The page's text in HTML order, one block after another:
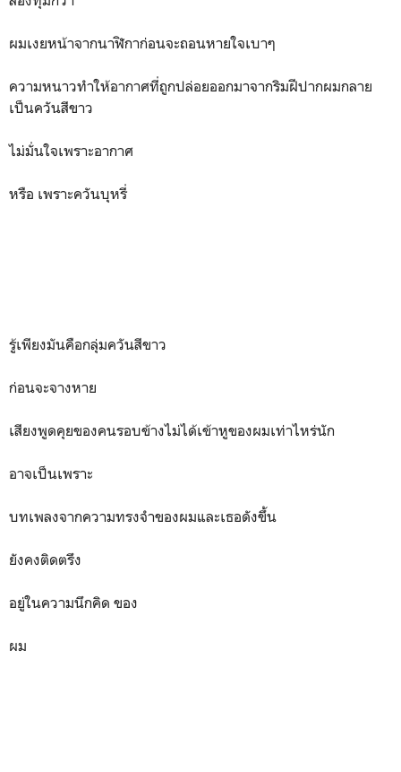
ผมเงยหน้าจากนาฬิกาก่อนจะถอนหายใจเบาๆ
ความหนาวทำให้อากาศที่ถูกปล่อยออกมาจากริมฝีปากผมกลาย
เป็นควันสีขาว
ไม่มั่นใจเพราะอากาศ
หรือ เพราะควันบุหรี่
รู้เพียงมันคือกลุ่มควันสีขาว
ก่อนจะจางหาย
เสียงพูดคุยของคนรอบข้างไม่ได้เข้าหูของผมเท่าไหร่นัก
อาจเป็นเพราะ
บทเพลงจากความทรงจำของผมและเธอดังขึ้น
ยังคงติดตรึง
อยู่ในความนึกคิด ของ
ผม